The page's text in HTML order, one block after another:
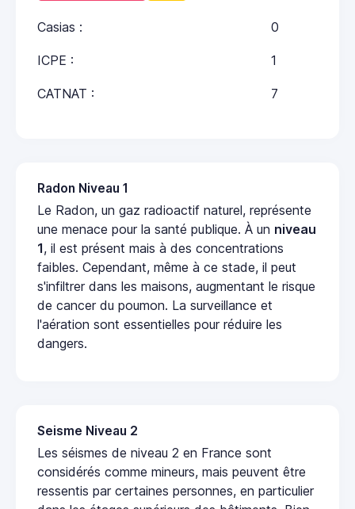
Casias : 0
ICPE : 1
CATNAT : 7
Radon Niveau 1
Le Radon, un gaz radioactif naturel, représente
une menace pour la santé publique. À un niveau
1, il est présent mais à des concentrations
faibles. Cependant, même à ce stade, il peut
s'infiltrer dans les maisons, augmentant le risque
de cancer du poumon. La surveillance et
l'aération sont essentielles pour réduire les
dangers.
Seisme Niveau 2
Les séismes de niveau 2 en France sont
considérés comme mineurs, mais peuvent être
ressentis par certaines personnes, en particulier